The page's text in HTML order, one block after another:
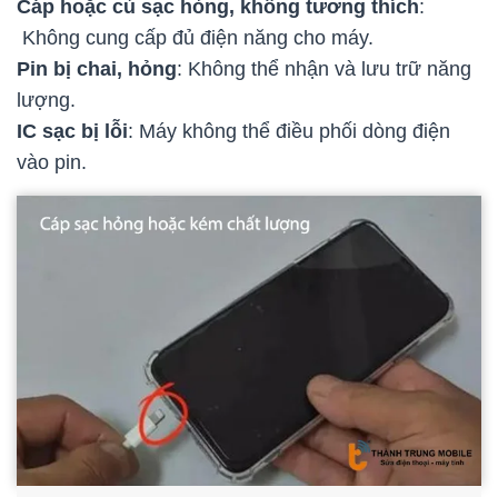
Cáp hoặc củ sạc hỏng, không tương thích:
Không cung cấp đủ điện năng cho máy.
Pin bị chai, hỏng: Không thể nhận và lưu trữ năng
lượng.
IC sạc bị lỗi: Máy không thể điều phối dòng điện
vào pin.